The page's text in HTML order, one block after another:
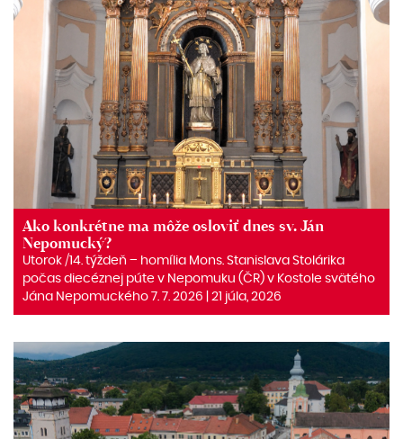
Ako konkrétne ma môže osloviť dnes sv. Ján
Nepomucký?
Utorok /14. týždeň – homília Mons. Stanislava Stolárika
počas diecéznej púte v Nepomuku (ČR) v Kostole svätého
Jána Nepomuckého 7. 7. 2026 | 21 júla, 2026